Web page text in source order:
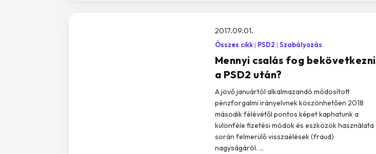
Mennyi csalás fog bekövetkezni
a PSD2 után?
2017.09.01.
Összes cikk PSD2 Szabályozás
A jövő januártól alkalmazandó módosított
pénzforgalmi irányelvnek köszönhetően 2018
második félévétől pontos képet kaphatunk a
különféle fizetési módok és eszközök használata
során felmerülő visszaélések (fraud)
nagyságáról. ...